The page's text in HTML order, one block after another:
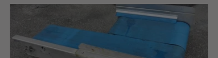
Przenośniki